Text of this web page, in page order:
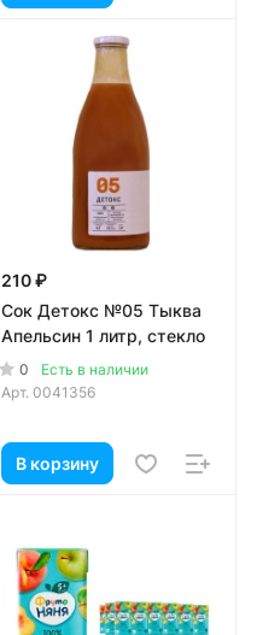
210 ₽
Сок Детокс №05 Тыква
Апельсин 1 литр, стекло
0
Есть в наличии
Арт. 0041356
В корзину